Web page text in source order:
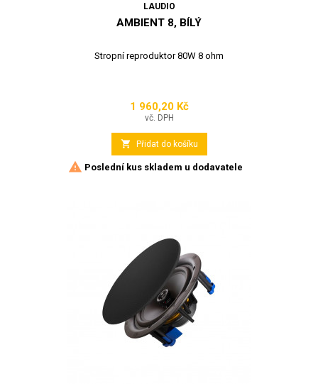
LAUDIO
AMBIENT 8, BÍLÝ
Stropní reproduktor 80W 8 ohm
Cena
1 960,20 Kč
vč. DPH
 Přidat do košíku
 Poslední kus skladem u dodavatele